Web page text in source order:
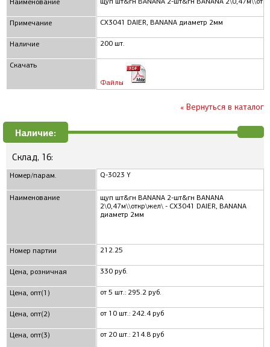
Наименование
Примечание
Наличие
Скачать
CX3041 DAIER, BANANA диаметр 2мм
200 шт.
Файлы
« Вернуться в каталог
Наличие:
Склад, 16:
Номер/парам.
Наименование
Номер партии
Цена, розничная
Цена, опт(1)
Цена, опт(2)
Цена, опт(3)
Q-3023 Y
щуп шт&гн BANANA 2-шт&гн BANANA
2\0,47м\\откр\жел\ - CX3041 DAIER, BANANA
диаметр 2мм
212.25
330 руб.
от 5 шт.: 295.2 руб.
от 10 шт.: 242.4 руб
от 20 шт.: 214.8 руб